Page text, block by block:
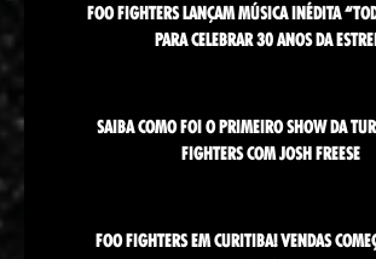
FOO FIGHTERS LANÇAM MÚSICA INÉDITA
PARA CELEBRAR 30 ANOS DA
SAIBA COMO FOI O PRIMEIRO SHOW DA
FIGHTERS COM JOSH FREESE
FOO FIGHTERS EM CURITIBA! VENDAS